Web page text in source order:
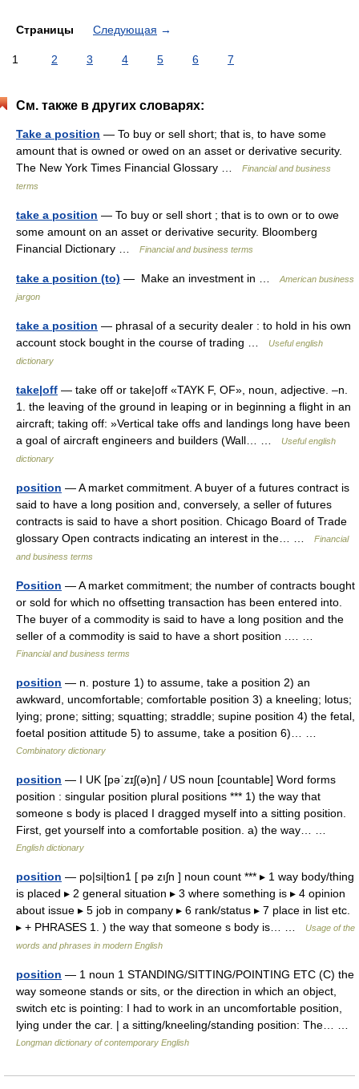
Страницы Следующая →
1 2 3 4 5 6 7
См. также в других словарях:
Take a position — To buy or sell short; that is, to have some
amount that is owned or owed on an asset or derivative security.
The New York Times Financial Glossary …
Financial and business
terms
take a position — To buy or sell short ; that is to own or to owe
some amount on an asset or derivative security. Bloomberg
Financial Dictionary …
Financial and business terms
take a position (to) — Make an investment in …
American business
jargon
take a position — phrasal of a security dealer : to hold in his own
account stock bought in the course of trading …
Useful english
dictionary
take|off — take off or take|off «TAYK F, OF», noun, adjective. –n.
1. the leaving of the ground in leaping or in beginning a flight in an
aircraft; taking off: »Vertical take offs and landings long have been
a goal of aircraft engineers and builders (Wall… …
Useful english
dictionary
position — A market commitment. A buyer of a futures contract is
said to have a long position and, conversely, a seller of futures
contracts is said to have a short position. Chicago Board of Trade
glossary Open contracts indicating an interest in the… …
Financial
and business terms
Position — A market commitment; the number of contracts bought
or sold for which no offsetting transaction has been entered into.
The buyer of a commodity is said to have a long position and the
seller of a commodity is said to have a short position .… …
Financial and business terms
position — n. posture 1) to assume, take a position 2) an
awkward, uncomfortable; comfortable position 3) a kneeling; lotus;
lying; prone; sitting; squatting; straddle; supine position 4) the fetal,
foetal position attitude 5) to assume, take a position 6)… …
Combinatory dictionary
position — I UK [pəˈzɪʃ(ə)n] / US noun [countable] Word forms
position : singular position plural positions *** 1) the way that
someone s body is placed I dragged myself into a sitting position.
First, get yourself into a comfortable position. a) the way… …
English dictionary
position — po|si|tion1 [ pə zıʃn ] noun count *** ▸ 1 way body/thing
is placed ▸ 2 general situation ▸ 3 where something is ▸ 4 opinion
about issue ▸ 5 job in company ▸ 6 rank/status ▸ 7 place in list etc.
▸ + PHRASES 1. ) the way that someone s body is… …
Usage of the
words and phrases in modern English
position — 1 noun 1 STANDING/SITTING/POINTING ETC (C) the
way someone stands or sits, or the direction in which an object,
switch etc is pointing: I had to work in an uncomfortable position,
lying under the car. | a sitting/kneeling/standing position: The… …
Longman dictionary of contemporary English